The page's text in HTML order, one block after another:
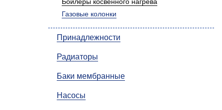
Газовые колонки
Принадлежности
Радиаторы
Баки мембранные
Насосы